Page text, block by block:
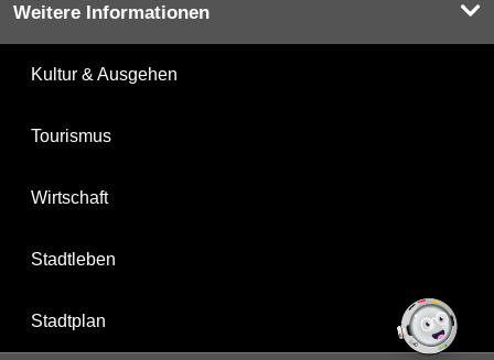
Weitere Informationen
Kultur & Ausgehen
Tourismus
Wirtschaft
Stadtleben
Stadtplan